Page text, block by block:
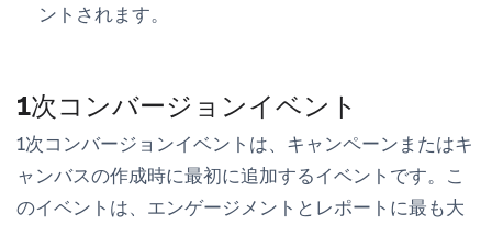
ントされます。
1次コンバージョンイベント
1次コンバージョンイベントは、キャンペーンまたはキ
ャンバスの作成時に最初に追加するイベントです。こ
のイベントは、エンゲージメントとレポートに最も大